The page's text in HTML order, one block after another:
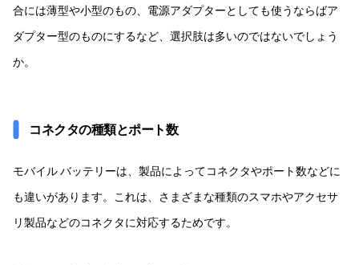
合には薄型や小型のもの、電源アダプターとしても使うならばア
ダプター型のものにするなど、選択肢は多いのではないでしょう
か。
コネクタの種類とポート数
モバイル バッテリーは、製品によってコネクタやポート数などに
も違いがあります。これは、さまざまな種類のスマホやアクセサ
リ製品などのコネクタに対応するためです。